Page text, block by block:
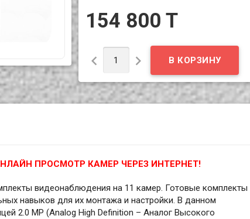
154 800 T
 
ПРОСМОТР КАМЕР ЧЕРЕЗ ИНТЕРНЕТ!
видеонаблюдения на 11 камер. Готовые комплекты
навыков для их монтажа и настройки. В данном
2.0 MP (Analog High Definition – Аналог Высокого